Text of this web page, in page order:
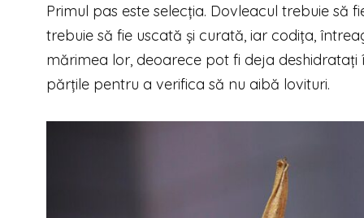
Primul pas este selecția. Dovleacul trebuie să
trebuie să fie uscată și curată, iar codița,
mărimea lor, deoarece pot fi deja
părțile pentru a verifica să nu aibă lovituri.